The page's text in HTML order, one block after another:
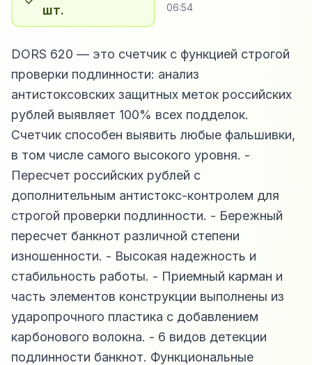
шт.
06:54
DORS 620 — это счетчик с функцией строгой
проверки подлинности: анализ
антистоксовских защитных меток российских
рублей выявляет 100% всех подделок.
Счетчик способен выявить любые фальшивки,
в том числе самого высокого уровня. -
Пересчет российских рублей с
дополнительным антистокс-контролем для
строгой проверки подлинности. - Бережный
пересчет банкнот различной степени
изношенности. - Высокая надежность и
стабильность работы. - Приемный карман и
часть элементов конструкции выполнены из
ударопрочного пластика с добавлением
карбонового волокна. - 6 видов детекции
подлинности банкнот. Функциональные